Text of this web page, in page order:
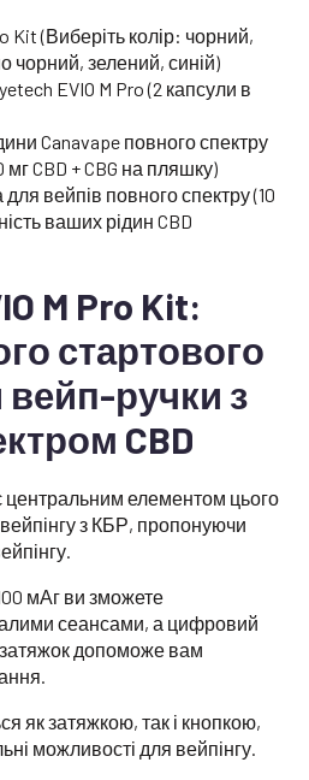
Kit (Виберіть колір: чорний,
чорний, зелений, синій)
EVIO M Pro (2 капсули в
Canavape повного спектру
мг CBD + CBG на пляшку)
для вейпів повного спектру (10
ваших рідин CBD
M Pro Kit:
стартового
ручки з
CBD
центральним елементом цього
з КБР, пропонуючи
мАг ви зможете
сеансами, а цифровий
допоможе вам
як затяжкою, так і кнопкою,
можливості для вейпінгу.